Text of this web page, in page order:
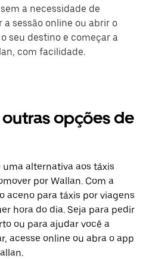
a necessidade de
sessão online ou abrir o
seu destino e começar a
com facilidade.
opções de
alternativa aos táxis
por Wallan. Com a
aceno para táxis por viagens
hora do dia. Seja para pedir
ou para ajudar você a
acesse online ou abra o app